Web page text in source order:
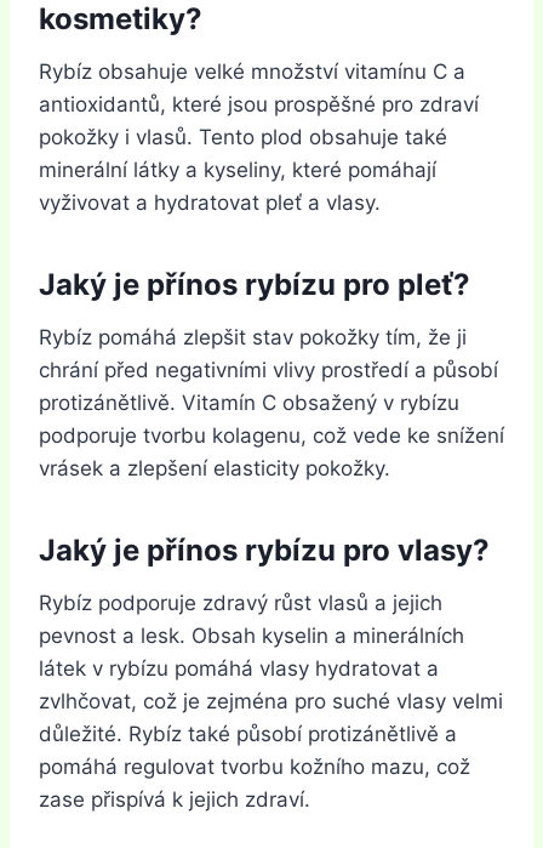
kosmetiky?
Rybíz obsahuje velké množství vitamínu C a
antioxidantů, které jsou prospěšné pro zdraví
pokožky i vlasů. Tento plod obsahuje také
minerální látky a kyseliny, které pomáhají
vyživovat a hydratovat pleť a vlasy.
Jaký je přínos rybízu pro pleť?
Rybíz pomáhá zlepšit stav pokožky tím, že ji
chrání před negativními vlivy prostředí a působí
protizánětlivě. Vitamín C obsažený v rybízu
podporuje tvorbu kolagenu, což vede ke snížení
vrásek a zlepšení elasticity pokožky.
Jaký je přínos rybízu pro vlasy?
Rybíz podporuje zdravý růst vlasů a jejich
pevnost a lesk. Obsah kyselin a minerálních
látek v rybízu pomáhá vlasy hydratovat a
zvlhčovat, což je zejména pro suché vlasy velmi
důležité. Rybíz také působí protizánětlivě a
pomáhá regulovat tvorbu kožního mazu, což
zase přispívá k jejich zdraví.